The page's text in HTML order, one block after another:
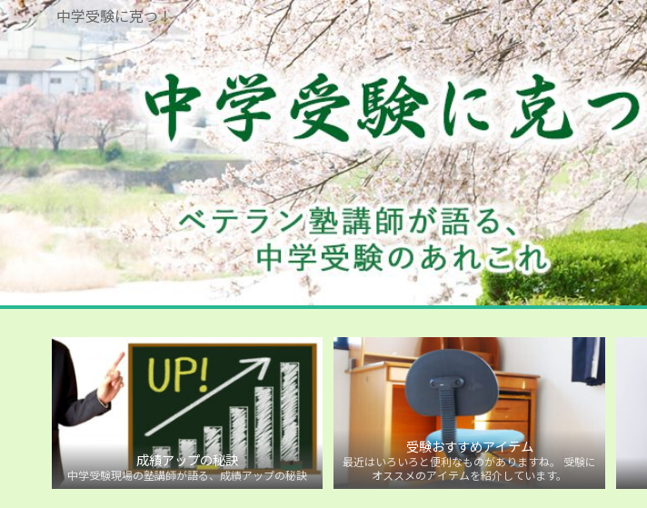
中学受験に克つ！
成績アップの秘訣
中学受験現場の塾講師が語る、成績アップの秘訣
受験おすすめアイテム
最近はいろいろと便利なものがありますね。 受験に
オススメのアイテムを紹介しています。